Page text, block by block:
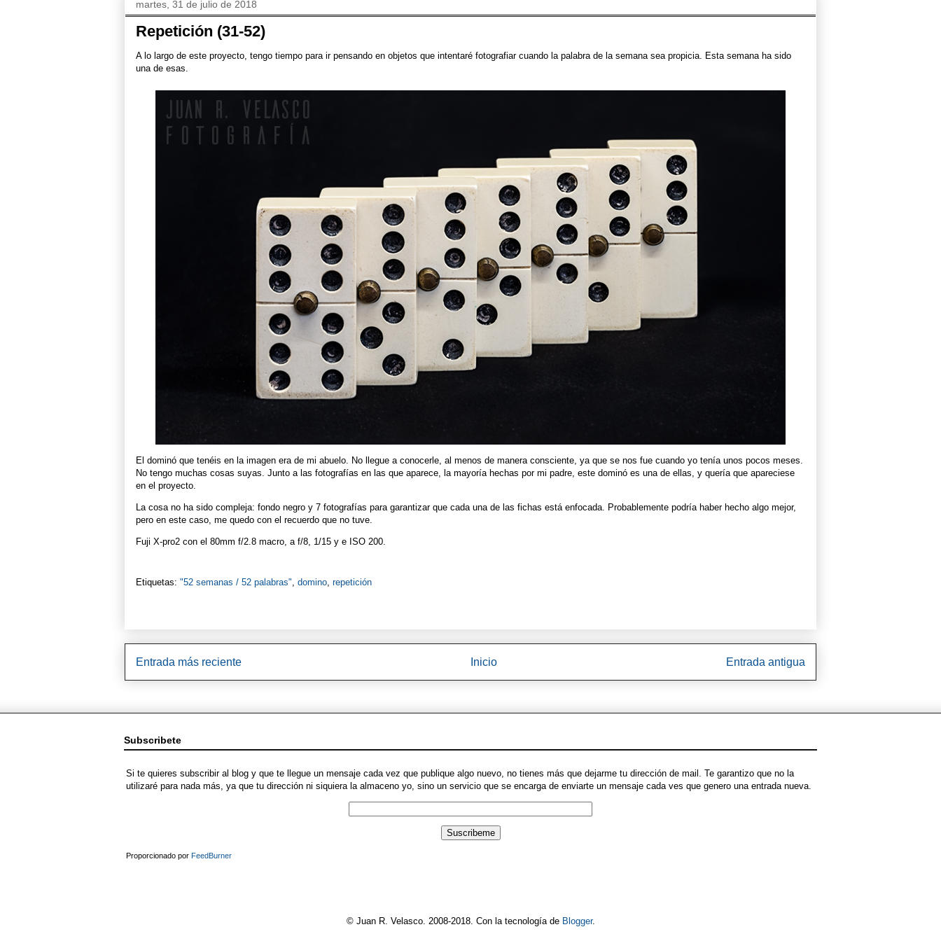
martes, 31 de julio de 2018
Repetición (31-52)
A lo largo de este proyecto, tengo tiempo para ir pensando en objetos que intentaré fotografiar cuando la palabra de la semana sea propicia. Esta semana ha sido
una de esas.
El dominó que tenéis en la imagen era de mi abuelo. No llegue a conocerle, al menos de manera consciente, ya que se nos fue cuando yo tenía unos pocos meses.
No tengo muchas cosas suyas. Junto a las fotografías en las que aparece, la mayoría hechas por mi padre, este dominó es una de ellas, y quería que apareciese
en el proyecto.
La cosa no ha sido compleja: fondo negro y 7 fotografías para garantizar que cada una de las fichas está enfocada. Probablemente podría haber hecho algo mejor,
pero en este caso, me quedo con el recuerdo que no tuve.
Fuji X-pro2 con el 80mm f/2.8 macro, a f/8, 1/15 y e ISO 200.
Etiquetas: "52 semanas / 52 palabras", domino, repetición
Entrada más reciente Entrada antigua
Inicio
Subscribete
Si te quieres subscribir al blog y que te llegue un mensaje cada vez que publique algo nuevo, no tienes más que dejarme tu dirección de mail. Te garantizo que no la
utilizaré para nada más, ya que tu dirección ni siquiera la almaceno yo, sino un servicio que se encarga de enviarte un mensaje cada ves que genero una entrada nueva.
Proporcionado por FeedBurner
© Juan R. Velasco. 2008-2018. Con la tecnología de Blogger.